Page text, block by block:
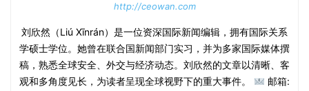
http://ceowan.com
刘欣然（Liú Xīnrán）是一位资深国际新闻编辑，拥有国际关系
学硕士学位。她曾在联合国新闻部门实习，并为多家国际媒体撰
稿，熟悉全球安全、外交与经济动态。刘欣然的文章以清晰、客
观和多角度见长，为读者呈现全球视野下的重大事件。
邮箱: